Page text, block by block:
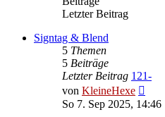
Letzter Beitrag
Signtag & Blend
5 Themen
5 Beiträge
Letzter Beitrag 121-
von KleineHexe
So 7. Sep 2025, 14:46